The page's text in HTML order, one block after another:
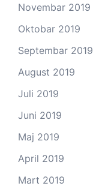
Novembar 2019
Oktobar 2019
Septembar 2019
August 2019
Juli 2019
Juni 2019
Maj 2019
April 2019
Mart 2019